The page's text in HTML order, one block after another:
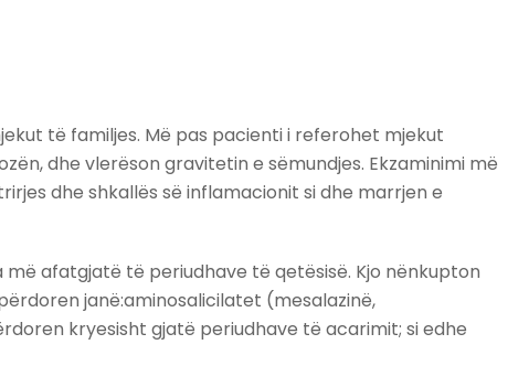
të familjes. Më pas pacienti i referohet mjekut
dhe vlerëson gravitetin e sëmundjes. Ekzaminimi më
dhe shkallës së inflamacionit si dhe marrjen e
afatgjatë të periudhave të qetësisë. Kjo nënkupton
janë:aminosalicilatet (mesalazinë,
kryesisht gjatë periudhave të acarimit; si edhe